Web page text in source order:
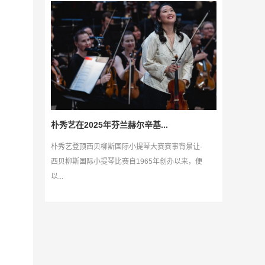
朴秀艺在2025年芬兰赫尔辛基...
朴秀艺登顶西贝柳斯国际小提琴大赛赛事背景让·
西贝柳斯国际小提琴比赛自1965年创办以来，便
以...